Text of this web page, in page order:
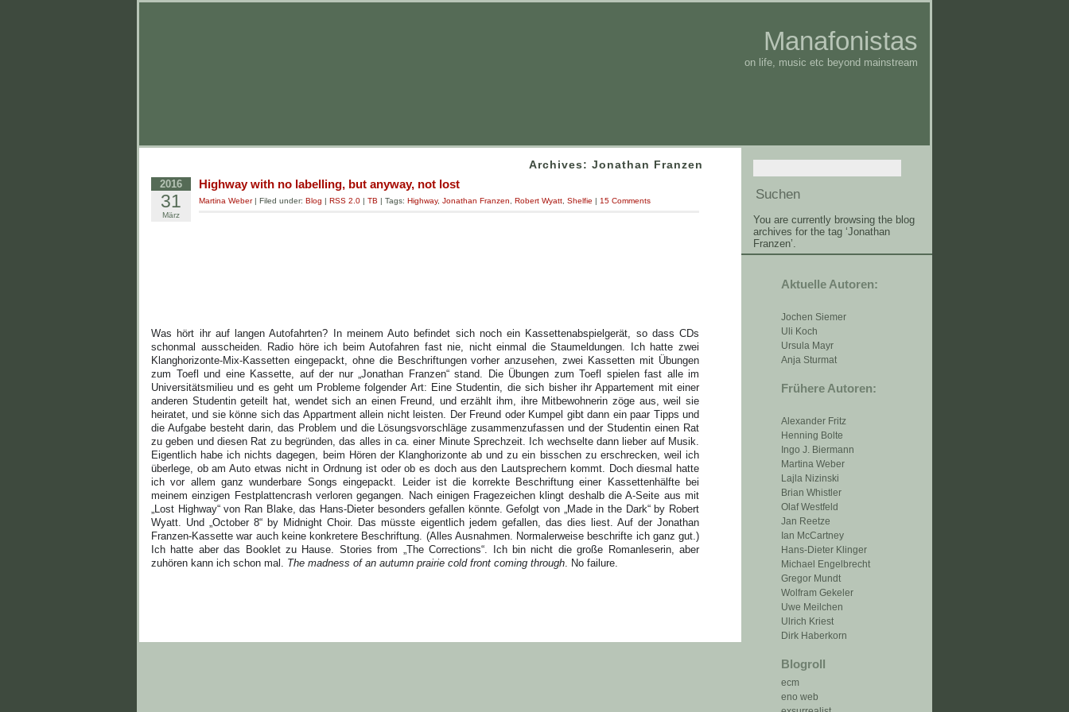
Manafonistas
on life, music etc beyond mainstream
You are currently browsing the blog
archives for the tag ‘Jonathan
Franzen’.
Aktuelle Autoren:
Jochen Siemer
Uli Koch
Ursula Mayr
Anja Sturmat
Frühere Autoren:
Alexander Fritz
Henning Bolte
Ingo J. Biermann
Martina Weber
Lajla Nizinski
Brian Whistler
Olaf Westfeld
Jan Reetze
Ian McCartney
Hans-Dieter Klinger
Michael Engelbrecht
Gregor Mundt
Wolfram Gekeler
Uwe Meilchen
Ulrich Kriest
Dirk Haberkorn
Blogroll
ecm
eno web
Archives: Jonathan Franzen
2016
31
März
Highway with no labelling, but anyway, not lost
Martina Weber| Filed under: Blog | RSS 2.0 | TB | Tags: Highway, Jonathan Franzen Robert Wyatt Shelfie | 15 Comments
Was hört ihr auf langen Autofahrten? In meinem Auto befindet sich noch ein Kassettenabspielgerät, so dass CDs
schonmal ausscheiden. Radio höre ich beim Autofahren fast nie, nicht einmal die Staumeldungen. Ich hatte zwei
Klanghorizonte-Mix-Kassetten eingepackt, ohne die Beschriftungen vorher anzusehen, zwei Kassetten mit Übungen
zum Toefl und eine Kassette, auf der nur „Jonathan Franzen“ stand. Die Übungen zum Toefl spielen fast alle im
Universitätsmilieu und es geht um Probleme folgender Art: Eine Studentin, die sich bisher ihr Appartement mit einer
anderen Studentin geteilt hat, wendet sich an einen Freund, und erzählt ihm, ihre Mitbewohnerin zöge aus, weil sie
heiratet, und sie könne sich das Appartment allein nicht leisten. Der Freund oder Kumpel gibt dann ein paar Tipps und
die Aufgabe besteht darin, das Problem und die Lösungsvorschläge zusammenzufassen und der Studentin einen Rat
zu geben und diesen Rat zu begründen, das alles in ca. einer Minute Sprechzeit. Ich wechselte dann lieber auf Musik.
Eigentlich habe ich nichts dagegen, beim Hören der Klanghorizonte ab und zu ein bisschen zu erschrecken, weil ich
überlege, ob am Auto etwas nicht in Ordnung ist oder ob es doch aus den Lautsprechern kommt. Doch diesmal hatte
ich vor allem ganz wunderbare Songs eingepackt. Leider ist die korrekte Beschriftung einer Kassettenhälfte bei
meinem einzigen Festplattencrash verloren gegangen. Nach einigen Fragezeichen klingt deshalb die A-Seite aus mit
„Lost Highway“ von Ran Blake, das Hans-Dieter besonders gefallen könnte. Gefolgt von „Made in the Dark“ by Robert
Wyatt. Und „October 8“ by Midnight Choir. Das müsste eigentlich jedem gefallen, das dies liest. Auf der Jonathan
Franzen-Kassette war auch keine konkretere Beschriftung. (Alles Ausnahmen. Normalerweise beschrifte ich ganz gut.)
Ich hatte aber das Booklet zu Hause. Stories from „The Corrections“. Ich bin nicht die große Romanleserin, aber
zuhören kann ich schon mal. The madness of an autumn prairie cold front coming through . No failure.